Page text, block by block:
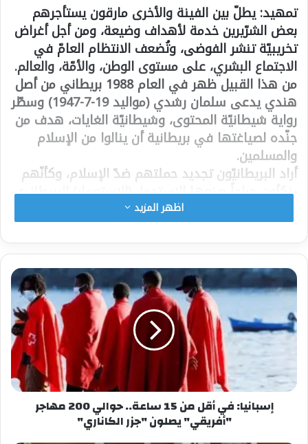
تمهيد: يطلّ بين الفينة والأخرى مارقون يستأجرهم
بعض الشرّيرين خدمة لأهداف وضيعة، ومن أجل أغراض
تخريبيّة تنشر الفوضى، وتُضعف الانتظام العامّ في
الاجتماع البشري، على مستوى الوطن، والأمّة، والعالم.
من هذا القبيل ظهر في العام 1988 بريطاني من أصل
هندي يدعى سلمان رشدي (مواليد 19-7-1947) وسطّر
رواية شيطانيّة المحتوى، وشيطانيّة الغايات، هدف من
جنّده لصياغتها في بريطانية أن ينالوا من الإسلام
والمسلمين.
أراد البريطانيّون تجديد حملتهم ضدّ الإسلام، وكأنّهم
ينكأون جراحاً صنعها الاستدمار (الاستعمار) البريطانيّ
القديم، ليسوّق لفكره المعادي للإيمان وللتديّن
وللقيم عامّة. إنّ عنوان رواية القلم المستأجر لسلمان
رشدي يحمل تحدّياً وتجديفاً ضدّ الذات الإلهيّة العليّة،
فالآيات هي من مشيئة الله تعالى وقدرته سبحانه،
وهي نوعان:
1- آياتٌ في الكتاب المسطور نزلت وحياً على الرسل
والأنبياء عليهم الصلاة والسلام، وكان الإسلام خاتم
الرسالات السماويّة.
2- آياتٌ في الكون المنظور؛ أي في عالمنا تتجلّى من
خلالها قدرة الله تعالى وعند البحث والتمحيص فيها
يتبيّن للإنسان أنّ الله تعالى هو الخالق القدير وهو
الحقّ سبحانه.
لذلك لا يصحّ في المصطلح الدينيّ أن ينسب أحدٌ الآيات
اظهر المزيد
إسبانيا: في أقل من 15 ساعة.. حوالي 200 مهاجر
"أفريقي" يصلون "جزر الكاناري"